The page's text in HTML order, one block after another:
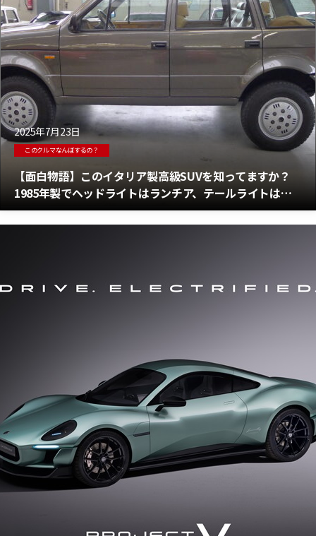
2025年7月23日
このクルマなんぼするの？
【面白物語】このイタリア製高級SUVを知ってますか？
1985年製でヘッドライトはランチア、テールライトはシ
トロエン、内装はマセラティ